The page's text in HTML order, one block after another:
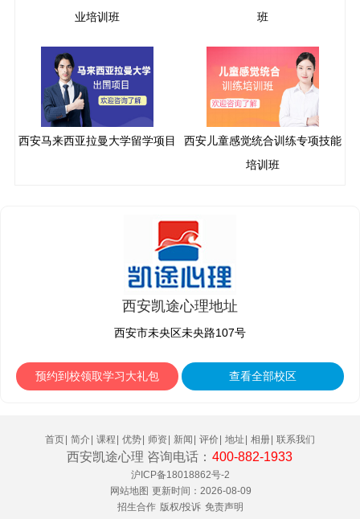
业培训班
班
西安马来西亚拉曼大学留学项目
西安儿童感觉统合训练专项技能
培训班
西安凯途心理地址
西安市未央区未央路107号
预约到校领取学习大礼包 查看全部校区
首页 简介 课程 优势 师资 新闻 评价 地址 相册 联系我们
西安凯途心理 咨询电话： 400-882-1933
沪ICP备18018862号-2
网站地图 更新时间：2026-08-09
招生合作 版权/投诉 免责声明